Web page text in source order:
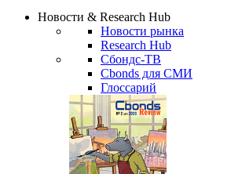
Сбондс Люди
Новости & Research Hub
Новости рынка
Research Hub
Сбондс-ТВ
Cbonds для СМИ
Глоссарий